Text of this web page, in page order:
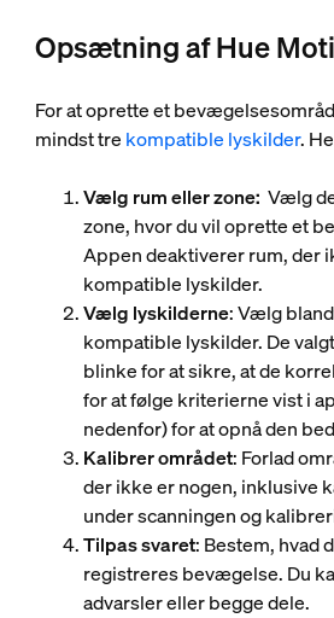
Opsætning af Hue
For at oprette et
mindst tre kompatible lyskilder.
Vælg rum eller zone: Vælg
zone, hvor du vil oprette et
Appen deaktiverer rum, der
kompatible lyskilder.
Vælg lyskilderne: Vælg
kompatible lyskilder. De
blinke for at sikre, at de
for at følge kriterierne vist i
nedenfor) for at opnå den
Kalibrer området: Forlad
der ikke er nogen, inklusive
under scanningen og
Tilpas svaret: Bestem, hvad
registreres bevægelse. Du
advarsler eller begge dele.